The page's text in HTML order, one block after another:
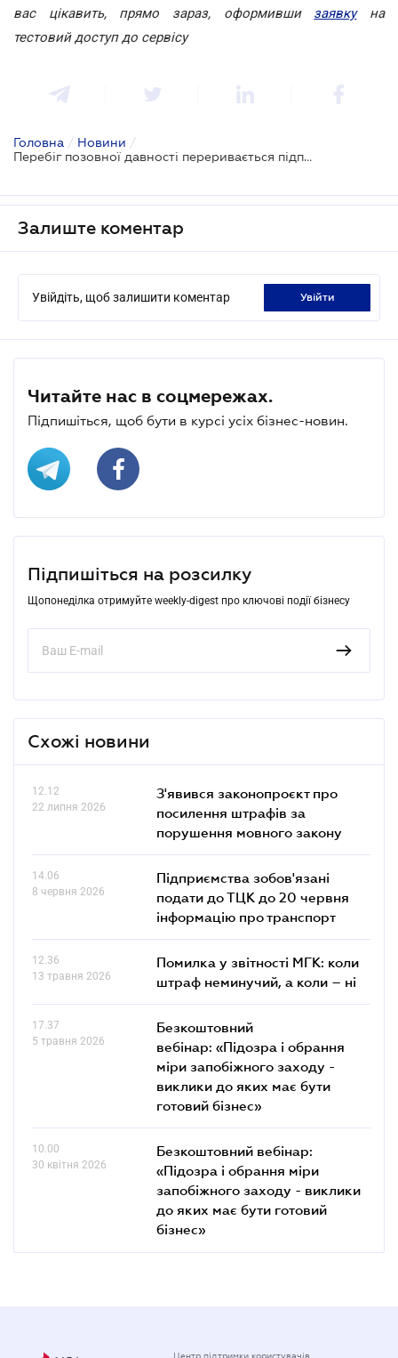
вас цікавить, прямо зараз, оформивши заявкуна
тестовий доступ до сервісу
Головна / Новини /
Перебіг позовної давності переривається підписанням акту звірки взаємних розрахунків
Залиште коментар
Увійдіть, щоб залишити коментар увійти
Читайте нас в соцмережах.
Підпишіться, щоб бути в курсі усіх бізнес-новин.
Підпишіться на розсилку
Щопонеділка отримуйте weekly-digest про ключові події бізнесу
Схожі новини
12.12
22 липня 2026
З'явився законопроєкт про
посилення штрафів за
порушення мовного закону
14.06
8 червня 2026
Підприємства зобов'язані
подати до ТЦК до 20 червня
інформацію про транспорт
12.36
13 травня 2026
Помилка у звітності МГК: коли
штраф неминучий, а коли – ні
17.37
5 травня 2026
Безкоштовний
вебінар: «Підозра і обрання
міри запобіжного заходу -
виклики до яких має бути
готовий бізнес»
10.00
30 квітня 2026
Безкоштовний вебінар:
«Підозра і обрання міри
запобіжного заходу - виклики
до яких має бути готовий
бізнес»
Центр підтримки користувачів